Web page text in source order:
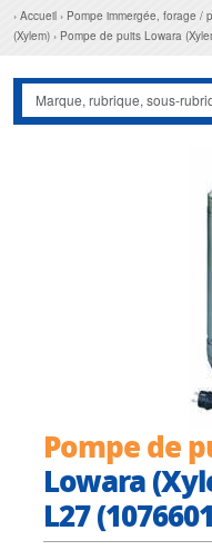
Accueil Pompe immergée, forage /
(Xylem)
Pompe de puits Lowara
Pompe de
Lowara
L27